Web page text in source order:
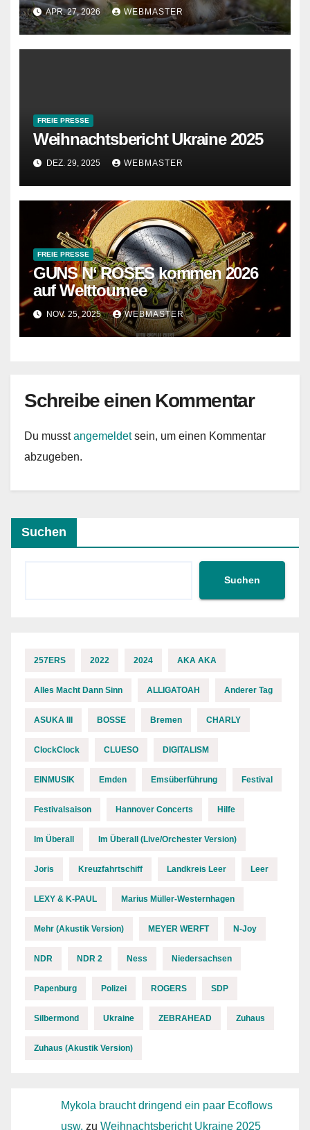
APR. 27, 2026 WEBMASTER
FREIE PRESSE
Weihnachtsbericht Ukraine 2025
DEZ. 29, 2025 WEBMASTER
FREIE PRESSE
GUNS N‘ ROSES kommen 2026
auf Welttournee
NOV. 25, 2025 WEBMASTER
Schreibe einen Kommentar
Du musstangemeldetsein, um einen Kommentar
abzugeben.
Suchen
Suchen
257ERS 2022 2024 AKA AKA
Alles Macht Dann Sinn ALLIGATOAH Anderer Tag
ASUKA III BOSSE Bremen CHARLY
ClockClock CLUESO DIGITALISM
EINMUSIK Emden Emsüberführung Festival
Festivalsaison Hannover Concerts Hilfe
Im Überall Im Überall (Live/Orchester Version)
Joris Kreuzfahrtschiff Landkreis Leer Leer
LEXY & K-PAUL Marius Müller-Westernhagen
Mehr (Akustik Version) MEYER WERFT N-Joy
NDR NDR 2 Ness Niedersachsen
Papenburg Polizei ROGERS SDP
Silbermond Ukraine ZEBRAHEAD Zuhaus
Zuhaus (Akustik Version)
Mykola braucht dringend ein paar Ecoflows
usw. zu Weihnachtsbericht Ukraine 2025